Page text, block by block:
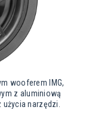
wooferem IMG,
z aluminiową
narzędzi.